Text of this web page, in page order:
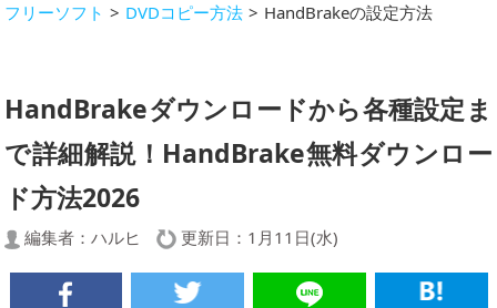
フリーソフト > DVDコピー方法 > HandBrakeの設定方法
HandBrakeダウンロードから各種設定ま
で詳細解説！HandBrake無料ダウンロー
ド方法2026
編集者：ハルヒ 更新日：1月11日(水)